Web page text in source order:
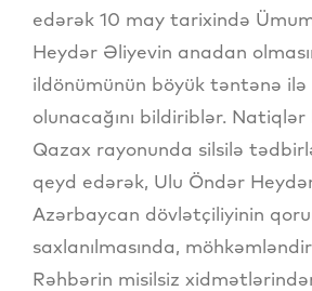
edərək 10 may tarixində
Heydər Əliyevin anadan
ildönümünün böyük təntənə ilə
olunacağını bildiriblər.
Qazax rayonunda silsilə
qeyd edərək, Ulu Öndər
Azərbaycan dövlətçiliyinin
saxlanılmasında,
Rəhbərin misilsiz